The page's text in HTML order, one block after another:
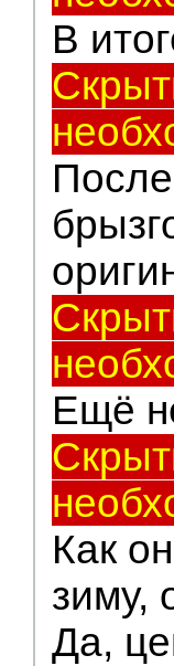
В
Ещё
Как
зиму,
Да,